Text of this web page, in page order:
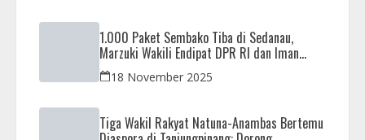
1.000 Paket Sembako Tiba di Sedanau,
Marzuki Wakili Endipat DPR RI dan Iman
Sutiawan Kawal Reses di Natuna
18 November 2025
Tiga Wakil Rakyat Natuna-Anambas Bertemu